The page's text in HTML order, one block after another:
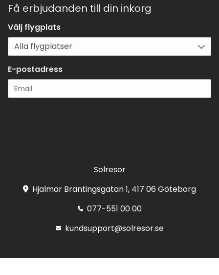
Få erbjudanden till din inkorg
Välj flygplats
E-postadress
Solresor
Hjalmar Brantingsgatan 1, 417 06 Göteborg
077-551 00 00
kundsupport@solresor.se